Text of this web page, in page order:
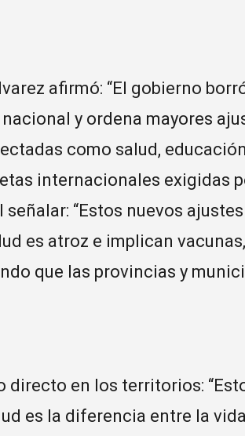
afirmó: “El gobierno
y ordena mayores
como salud,
internacionales exigidas
“Estos nuevos
es atroz e implican
que las provincias y
directo en los territorios:
es la diferencia entre la